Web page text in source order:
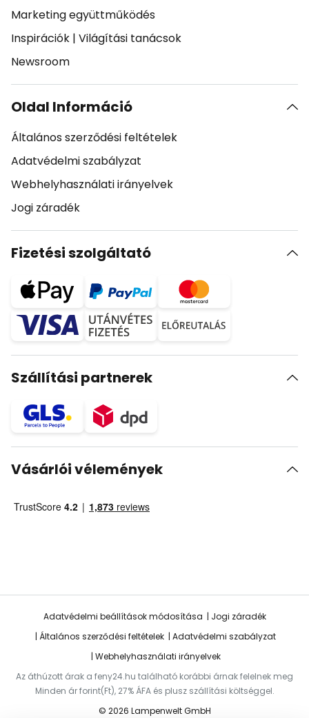
Marketing együttműködés
Inspirációk | Világítási tanácsok
Newsroom
Oldal Információ
Általános szerződési feltételek
Adatvédelmi szabályzat
Webhelyhasználati irányelvek
Jogi záradék
Fizetési szolgáltató
Szállítási partnerek
Vásárlói vélemények
Adatvédelmi beállítások módosítása
Jogi záradék
Általános szerződési feltételek
Adatvédelmi szabályzat
Webhelyhasználati irányelvek
Az áthúzott árak a feny24.hu található korábbi árnak felelnek meg
Minden ár forint(Ft), 27% ÁFA és plusz szállítási költséggel.
© 2026 Lampenwelt GmbH